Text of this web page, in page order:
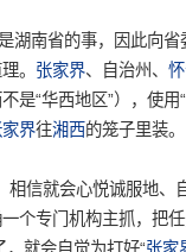
湖南省的事，因此向
。 张家界、自治州、
是“华西地区”），使
家界往湘西的笼子里装。
信就会心悦诚服地、
个专门机构主抓，把